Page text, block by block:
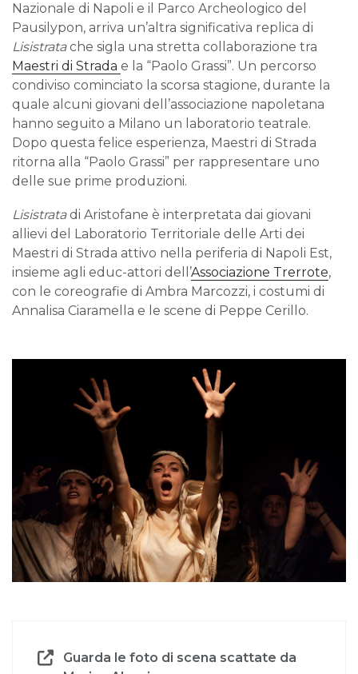
Nazionale di Napoli e il Parco Archeologico del
Pausilypon, arriva un’altra significativa replica di
Lisistratache sigla una stretta collaborazione tra
Maestri di Strada e la “Paolo Grassi”. Un percorso
condiviso cominciato la scorsa stagione, durante la
quale alcuni giovani dell’associazione napoletana
hanno seguito a Milano un laboratorio teatrale.
Dopo questa felice esperienza, Maestri di Strada
ritorna alla “Paolo Grassi” per rappresentare uno
delle sue prime produzioni.
Lisistratadi Aristofane è interpretata dai giovani
allievi del Laboratorio Territoriale delle Arti dei
Maestri di Strada attivo nella periferia di Napoli Est,
insieme agli educ-attori dell’Associazione Trerrote,
con le coreografie di Ambra Marcozzi, i costumi di
Annalisa Ciaramella e le scene di Peppe Cerillo.
Guarda le foto di scena scattate da